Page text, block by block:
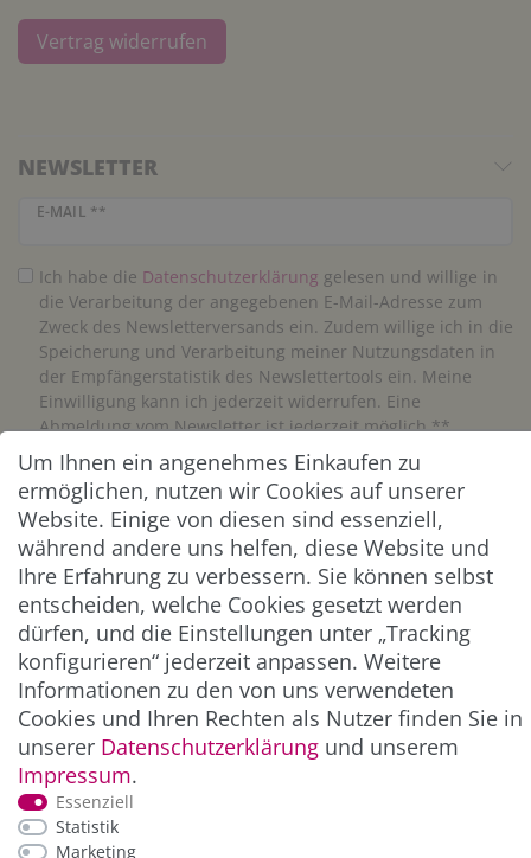
Vertrag widerrufen
NEWSLETTER
E-MAIL **
Newsletter Honig
Ich habe die Daten­schutz­erklärung gelesen und willige in
die Verarbeitung der angegebenen E-Mail-Adresse zum
Zweck des Newsletterversands ein. Zudem willige ich in die
Speicherung und Verarbeitung meiner Nutzungsdaten in
der Empfängerstatistik des Newslettertools ein. Meine
Einwilligung kann ich jederzeit widerrufen. Eine
Abmeldung vom Newsletter ist jederzeit möglich.**
Abonnieren
** Hierbei handelt es sich um ein Pflichtfeld.
ZAHLUNG & VERSAND
Um Ihnen ein angenehmes Einkaufen zu
ermöglichen, nutzen wir Cookies auf unserer
Website. Einige von diesen sind essenziell,
während andere uns helfen, diese Website und
Ihre Erfahrung zu verbessern. Sie können selbst
entscheiden, welche Cookies gesetzt werden
dürfen, und die Einstellungen unter „Tracking
konfigurieren“ jederzeit anpassen. Weitere
Informationen zu den von uns verwendeten
Cookies und Ihren Rechten als Nutzer finden Sie in
unserer Daten­schutz­erklärung und unserem
Impressum.
Essenziell
Statistik
Marketing